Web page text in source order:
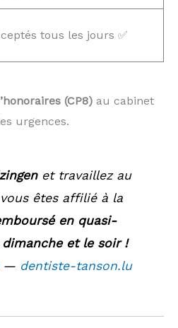
tous les jours ✅
(CP8) au cabinet
urgences.
et travaillez au
êtes affilié à la
en quasi-
et le soir !
dentiste-tanson.lu